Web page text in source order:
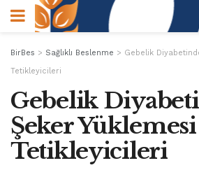
BirBes > Sağlıklı Beslenme > Gebelik
Tetikleyicileri
Gebelik
Şeker Yüklemesi
Tetikleyicileri